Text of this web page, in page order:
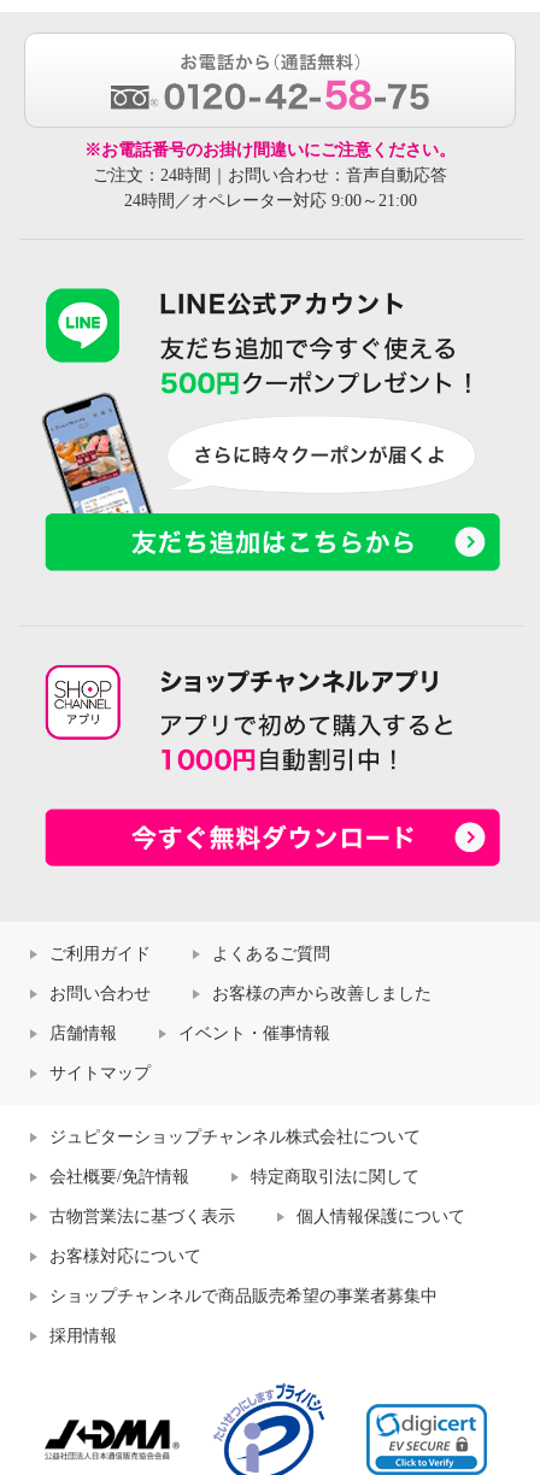
※お電話番号のお掛け間違いにご注意ください。
ご注文：24時間｜お問い合わせ：音声自動応答
24時間／オペレーター対応 9:00～21:00
ご利用ガイド よくあるご質問
お問い合わせ お客様の声から改善しました
店舗情報 イベント・催事情報
サイトマップ
ジュピターショップチャンネル株式会社について
会社概要/免許情報 特定商取引法に関して
古物営業法に基づく表示 個人情報保護について
お客様対応について
ショップチャンネルで商品販売希望の事業者募集中
採用情報